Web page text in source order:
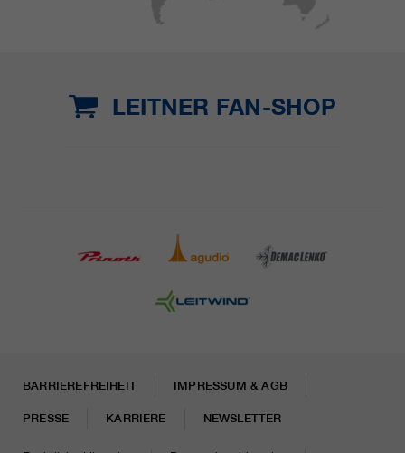
LEITNER FAN-SHOP
BARRIEREFREIHEIT IMPRESSUM & AGB
PRESSE KARRIERE NEWSLETTER